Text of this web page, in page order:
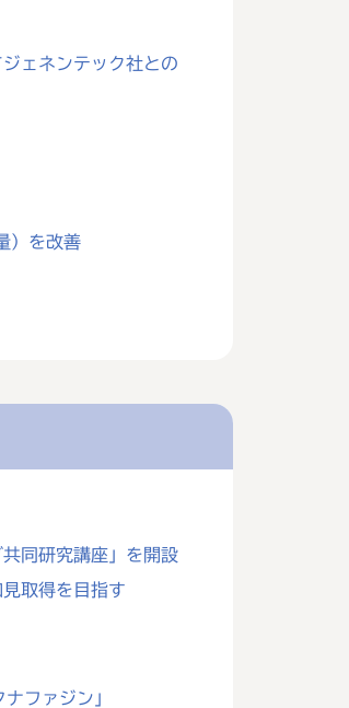
ェネンテック社との
）を改善
同研究講座」を開設
取得を目指す
ファジン」